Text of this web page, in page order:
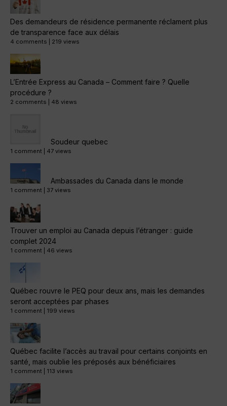
Des demandeurs de résidence permanente réclament plus
de transparence face aux délais
4 comments 219 views
L’Entrée Express au Canada – Comment faire ? Quelle
procédure ?
2 comments 48 views
Soudeur quebec
1 comment 47 views
Ambassades du Canada dans le monde
1 comment 37 views
Trouver un emploi au Canada depuis l’étranger : guide
complet 2024
1 comment 46 views
Québec rouvre le PEQ pour deux ans, mais les demandes
seront acceptées par phases
1 comment 199 views
Québec facilite l’accès au travail pour certains conjoints en
santé, mais oublie les préposés aux bénéficiaires
1 comment 113 views